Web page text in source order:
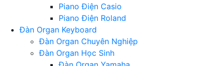
Piano Điện Casio
Piano Điện Roland
Đàn Organ Keyboard
Đàn Organ Chuyên Nghiệp
Đàn Organ Học Sinh